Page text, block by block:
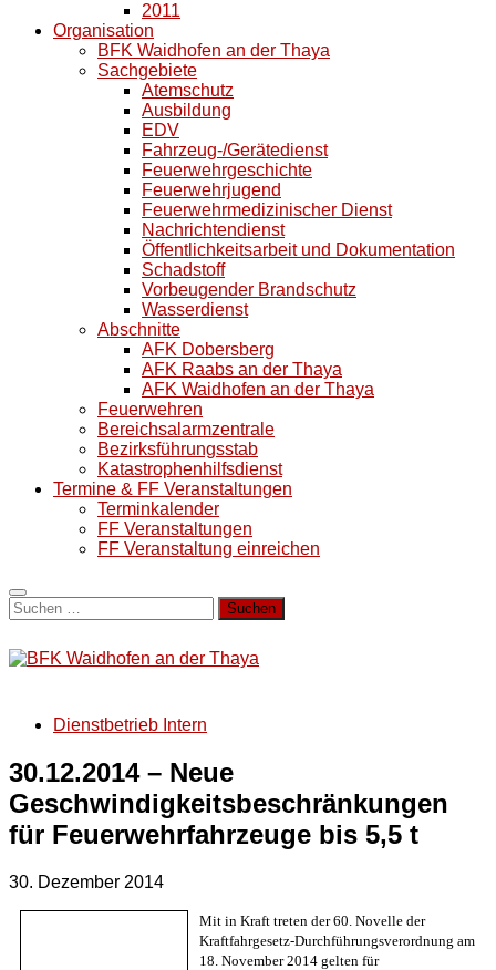
2011
Organisation
BFK Waidhofen an der Thaya
Sachgebiete
Atemschutz
Ausbildung
EDV
Fahrzeug-/Gerätedienst
Feuerwehrgeschichte
Feuerwehrjugend
Feuerwehrmedizinischer Dienst
Nachrichtendienst
Öffentlichkeitsarbeit und Dokumentation
Schadstoff
Vorbeugender Brandschutz
Wasserdienst
Abschnitte
AFK Dobersberg
AFK Raabs an der Thaya
AFK Waidhofen an der Thaya
Feuerwehren
Bereichsalarmzentrale
Bezirksführungsstab
Katastrophenhilfsdienst
Termine & FF Veranstaltungen
Terminkalender
FF Veranstaltungen
FF Veranstaltung einreichen
Suchen
nach:
Dienstbetrieb Intern
30.12.2014 – Neue
Geschwindigkeitsbeschränkungen
für Feuerwehrfahrzeuge bis 5,5 t
30. Dezember 2014
Mit in Kraft treten der 60. Novelle der
Kraftfahrgesetz-Durchführungsverordnung am
18. November 2014 gelten für